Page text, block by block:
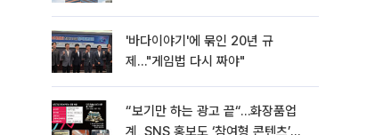
'바다이야기'에 묶인 20년 규
제…"게임법 다시 짜야"
“보기만 하는 광고 끝“…화장품업
계, SNS 홍보도 ‘참여형 콘텐츠’로